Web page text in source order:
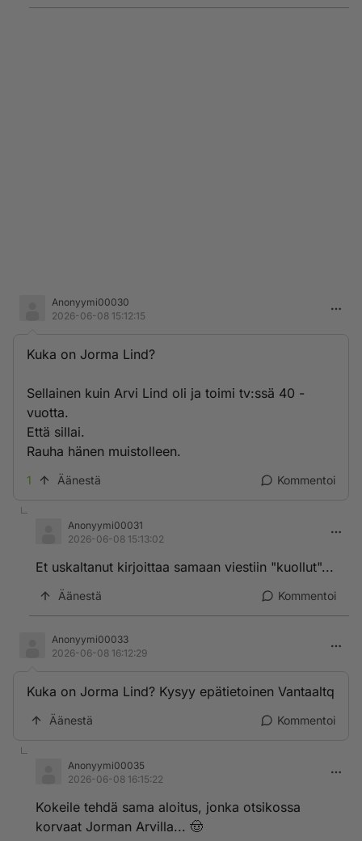
Anonyymi00030
2026-06-08 15:12:15
Kuka on Jorma Lind?
Sellainen kuin Arvi Lind oli ja toimi tv:ssä 40 -
vuotta.
Että sillai.
Rauha hänen muistolleen.
1 Äänestä Kommentoi
Anonyymi00031
2026-06-08 15:13:02
Et uskaltanut kirjoittaa samaan viestiin "kuollut"...
Äänestä Kommentoi
Anonyymi00033
2026-06-08 16:12:29
Kuka on Jorma Lind? Kysyy epätietoinen Vantaaltq
Äänestä Kommentoi
Anonyymi00035
2026-06-08 16:15:22
Kokeile tehdä sama aloitus, jonka otsikossa
korvaat Jorman Arvilla... 🤠